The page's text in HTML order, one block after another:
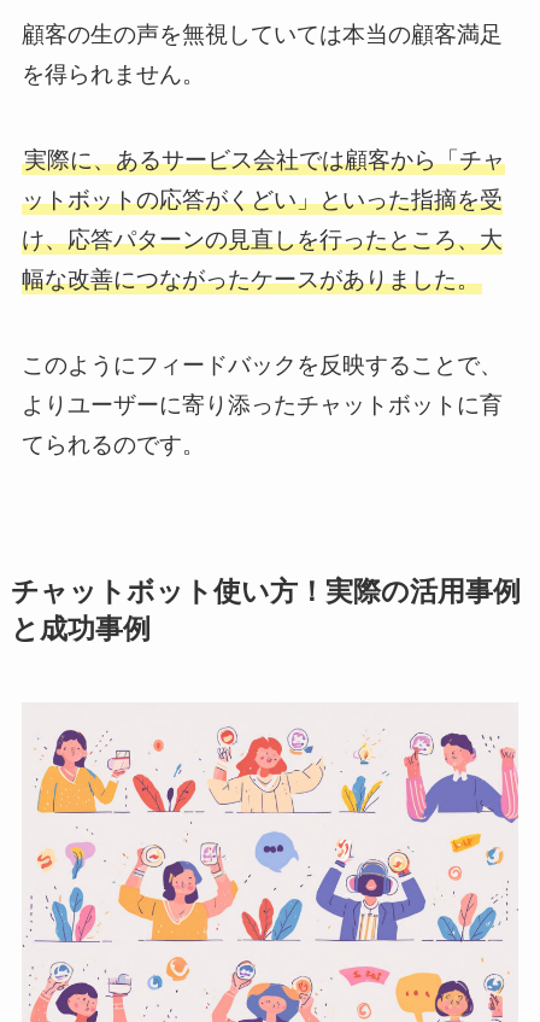
顧客の生の声を無視していては本当の顧客満足
を得られません。
実際に、あるサービス会社では顧客から「チャ
ットボットの応答がくどい」といった指摘を受
け、応答パターンの見直しを行ったところ、大
幅な改善につながったケースがありました。
このようにフィードバックを反映することで、
よりユーザーに寄り添ったチャットボットに育
てられるのです。
チャットボット使い方！実際の活用事例
と成功事例